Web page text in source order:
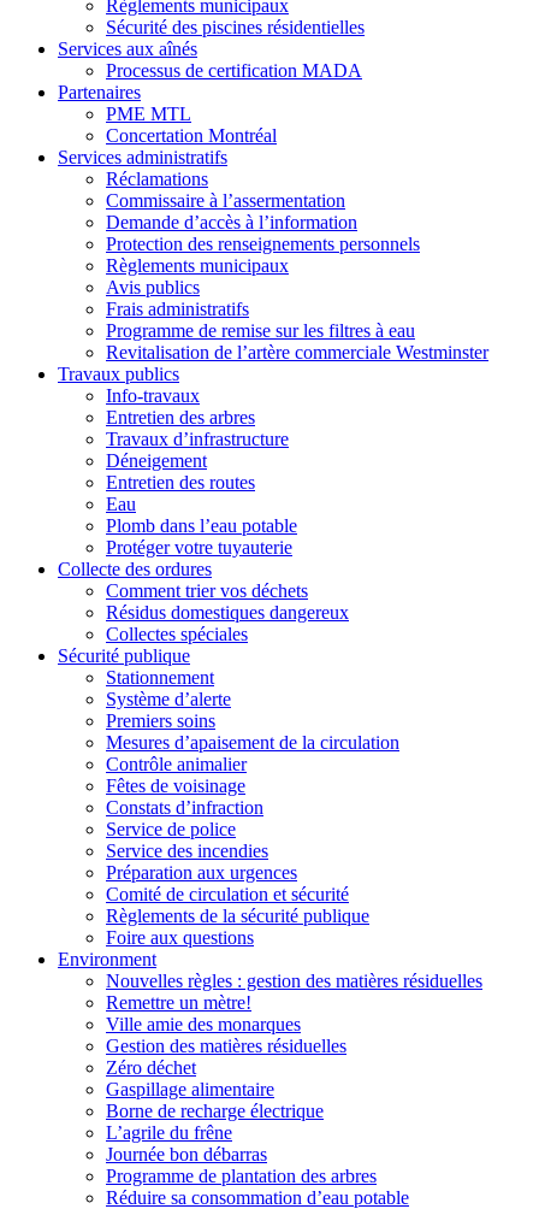
Règlements municipaux
Sécurité des piscines résidentielles
Services aux aînés
Processus de certification MADA
Partenaires
PME MTL
Concertation Montréal
Services administratifs
Réclamations
Commissaire à l’assermentation
Demande d’accès à l’information
Protection des renseignements personnels
Règlements municipaux
Avis publics
Frais administratifs
Programme de remise sur les filtres à eau
Revitalisation de l’artère commerciale Westminster
Travaux publics
Info-travaux
Entretien des arbres
Travaux d’infrastructure
Déneigement
Entretien des routes
Eau
Plomb dans l’eau potable
Protéger votre tuyauterie
Collecte des ordures
Comment trier vos déchets
Résidus domestiques dangereux
Collectes spéciales
Sécurité publique
Stationnement
Système d’alerte
Premiers soins
Mesures d’apaisement de la circulation
Contrôle animalier
Fêtes de voisinage
Constats d’infraction
Service de police
Service des incendies
Préparation aux urgences
Comité de circulation et sécurité
Règlements de la sécurité publique
Foire aux questions
Environment
Nouvelles règles : gestion des matières résiduelles
Remettre un mètre!
Ville amie des monarques
Gestion des matières résiduelles
Zéro déchet
Gaspillage alimentaire
Borne de recharge électrique
L’agrile du frêne
Journée bon débarras
Programme de plantation des arbres
Réduire sa consommation d’eau potable